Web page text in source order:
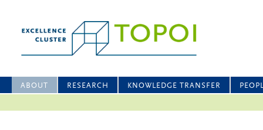
ABOUT RESEARCH KNOWLEDGE TRANSFER